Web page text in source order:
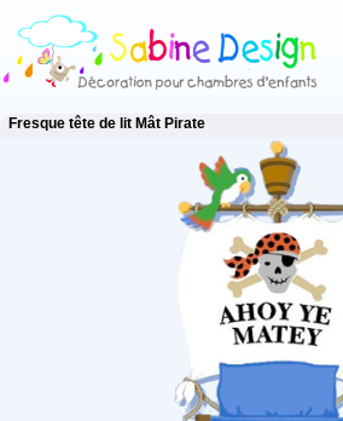
Qui sommes-nous ?
Fresque tête de lit Mât Pirate